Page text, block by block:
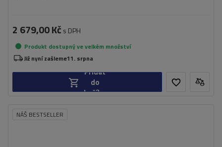
2 679,00 Kč s DPH
Produkt dostupný ve velkém množství
Již nyní zašleme11. srpna
Přidat
do
košíku
NÁŠ BESTSELLER